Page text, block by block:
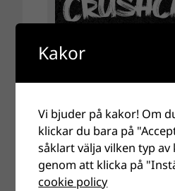
Kakor
Vi bjuder på kakor! Om
klickar du bara på
såklart välja vilken typ av
genom att klicka på
cookie policy